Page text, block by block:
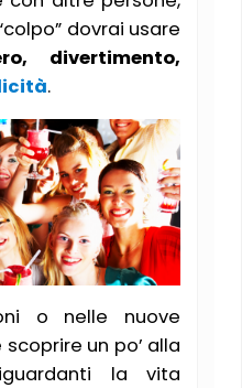
dovrai usare
divertimento,
.
o nelle nuove
un po’ alla
la vita